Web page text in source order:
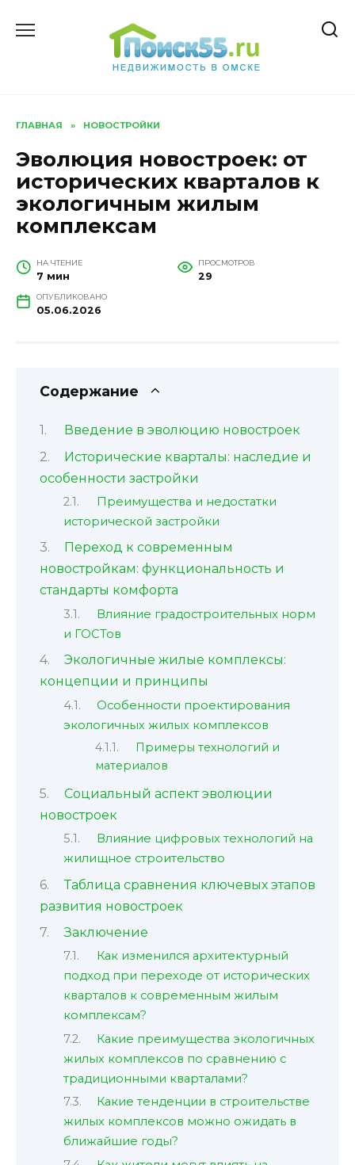
ГЛАВНАЯ » НОВОСТРОЙКИ
Эволюция новостроек: от
исторических кварталов к
экологичным жилым
комплексам
НА ЧТЕНИЕ
7 мин
ПРОСМОТРОВ
29
ОПУБЛИКОВАНО
05.06.2026
Содержание
Введение в эволюцию новостроек
Исторические кварталы: наследие и
особенности застройки
Преимущества и недостатки
исторической застройки
Переход к современным
новостройкам: функциональность и
стандарты комфорта
Влияние градостроительных норм
и ГОСТов
Экологичные жилые комплексы:
концепции и принципы
Особенности проектирования
экологичных жилых комплексов
Примеры технологий и
материалов
Социальный аспект эволюции
новостроек
Влияние цифровых технологий на
жилищное строительство
Таблица сравнения ключевых этапов
развития новостроек
Заключение
Как изменился архитектурный
подход при переходе от исторических
кварталов к современным жилым
комплексам?
Какие преимущества экологичных
жилых комплексов по сравнению с
традиционными кварталами?
Какие тенденции в строительстве
жилых комплексов можно ожидать в
ближайшие годы?